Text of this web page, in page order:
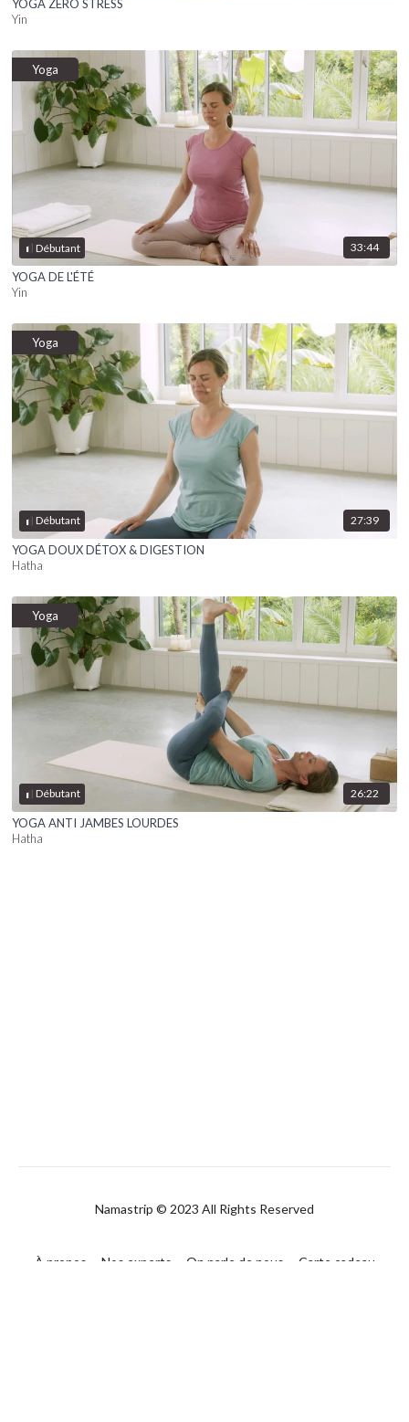
YOGA ZÉRO STRESS
Yin
Débutant
Yoga
33:44
YOGA DE L'ÉTÉ
Yin
Débutant
Yoga
27:39
YOGA DOUX DÉTOX & DIGESTION
Hatha
Débutant
Yoga
26:22
YOGA ANTI JAMBES LOURDES
Hatha
Namastrip © 2023 All Rights Reserved
À propos Nos experts On parle de nous
Carte cadeau